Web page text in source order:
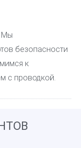
Мы
безопасности
к
с проводкой.